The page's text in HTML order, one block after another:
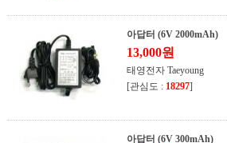
아답터 (6V 2000mAh)
13,000원
태영전자 Taeyoung
[관심도 : 18297]
아답터 (6V 300mAh)